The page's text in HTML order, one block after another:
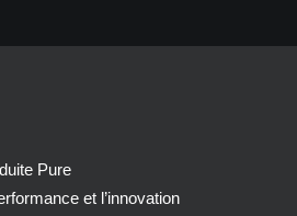
Pure
et l’innovation